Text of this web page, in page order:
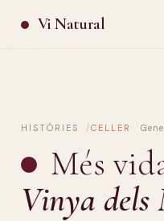
Vi Natural
HISTÒRIES CELLER
Més
Vinya dels